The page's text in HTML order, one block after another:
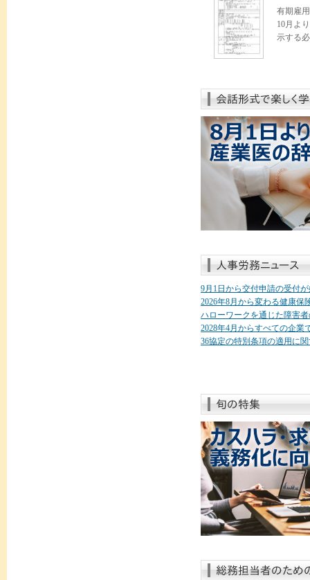
有期雇
10月よ
示する
9月1日から交付申請の受付
2026年8月から変わる健康保
ハローワークを通じた障害
2028年4月からすべての企業
36協定の特別条項の適用に